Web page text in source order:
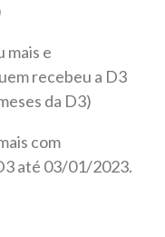
mais e
recebeu a D3
da D3)
com
até 03/01/2023.